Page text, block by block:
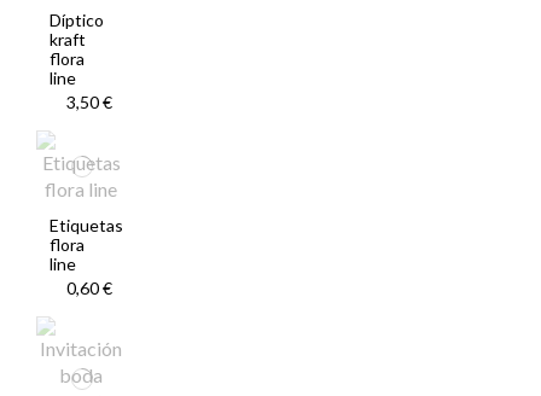
Díptico
kraft
flora
line
3,50 €
Etiquetas
flora
line
0,60 €